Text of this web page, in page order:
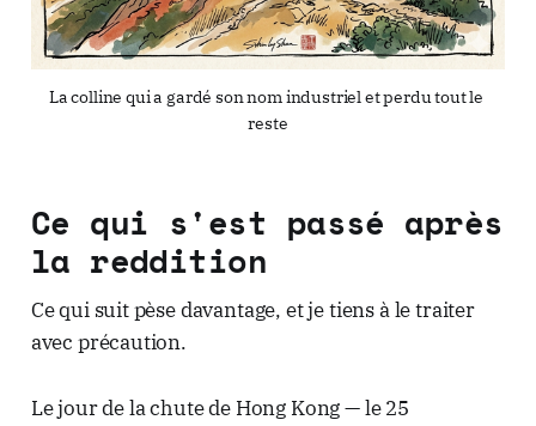
La colline qui a gardé son nom industriel et perdu tout le
reste
Ce qui s'est passé après
la reddition
Ce qui suit pèse davantage, et je tiens à le traiter
avec précaution.
Le jour de la chute de Hong Kong — le 25